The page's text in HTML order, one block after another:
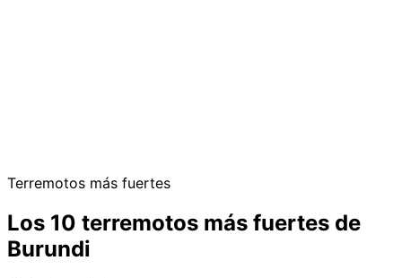
Terremotos más fuertes
Los 10 terremotos más fuertes de
Burundi